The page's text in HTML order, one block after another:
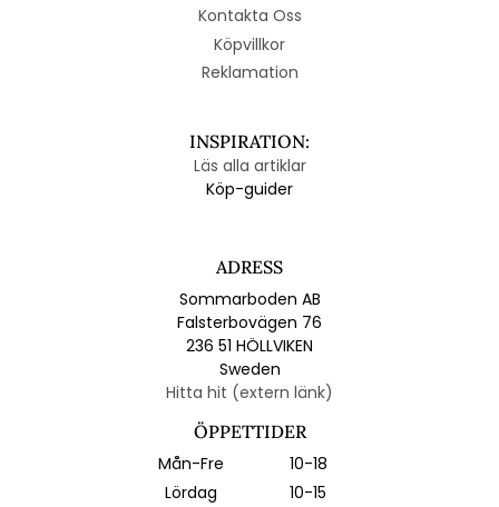
Kontakta Oss
Köpvillkor
Reklamation
INSPIRATION:
Läs alla artiklar
Köp-guider
ADRESS
Sommarboden AB
Falsterbovägen 76
236 51 HÖLLVIKEN
Sweden
Hitta hit (extern länk)
ÖPPETTIDER
Mån-Fre
10-18
Lördag
10-15